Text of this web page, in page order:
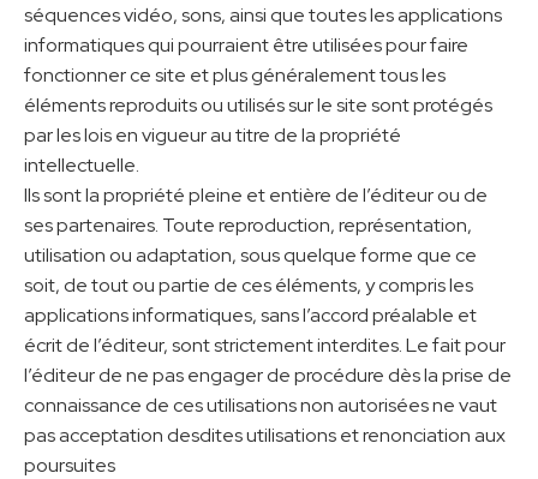
séquences vidéo, sons, ainsi que toutes les applications
informatiques qui pourraient être utilisées pour faire
fonctionner ce site et plus généralement tous les
éléments reproduits ou utilisés sur le site sont protégés
par les lois en vigueur au titre de la propriété
intellectuelle.
Ils sont la propriété pleine et entière de l’éditeur ou de
ses partenaires. Toute reproduction, représentation,
utilisation ou adaptation, sous quelque forme que ce
soit, de tout ou partie de ces éléments, y compris les
applications informatiques, sans l’accord préalable et
écrit de l’éditeur, sont strictement interdites. Le fait pour
l’éditeur de ne pas engager de procédure dès la prise de
connaissance de ces utilisations non autorisées ne vaut
pas acceptation desdites utilisations et renonciation aux
poursuites